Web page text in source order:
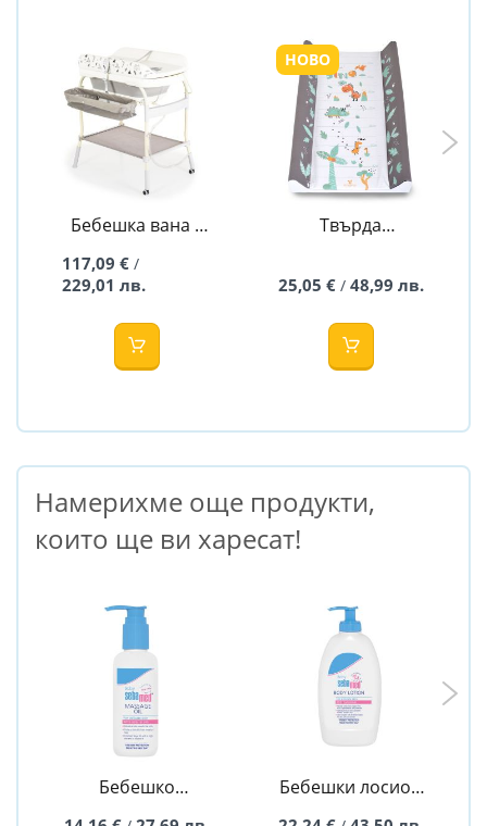
Бебешка вана с
Garda
117,09 € /
229,01 лв.
НОВО
Твърда
Dino
25,05 €/ 48,99 лв.
Намерихме още продукти,
които ще ви харесат!
Бебешко
Бебешки лосион